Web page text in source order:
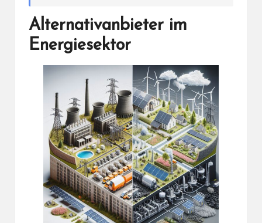
Alternativanbieter im
Energiesektor